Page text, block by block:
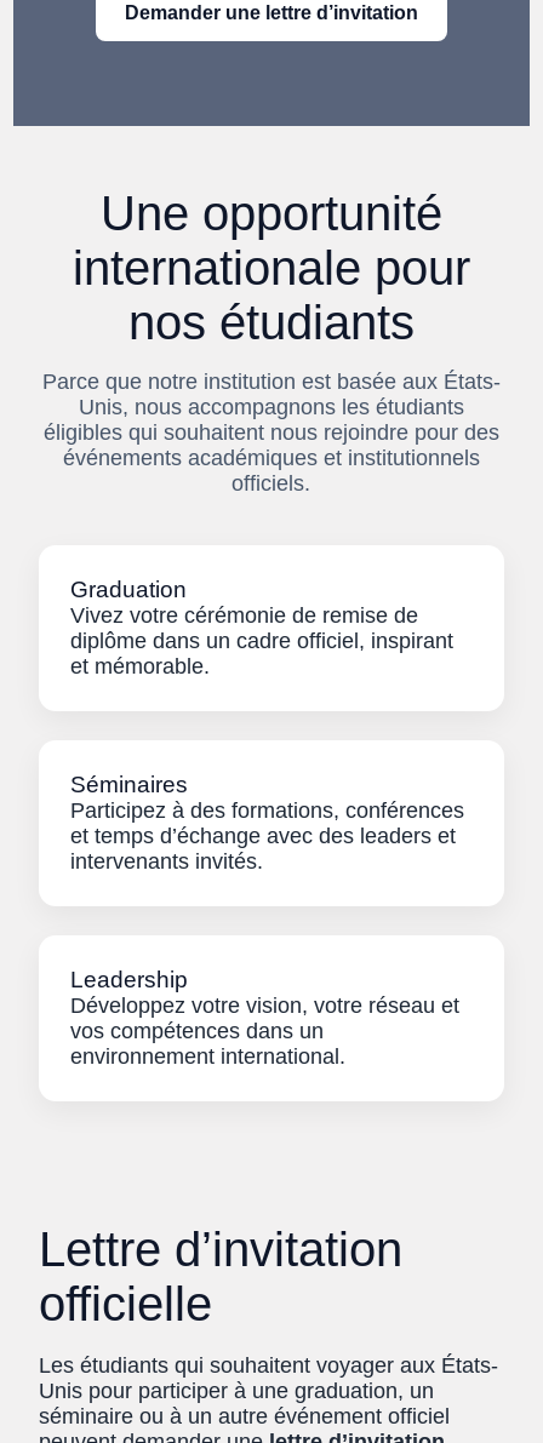
Demander une lettre d’invitation
Une opportunité
internationale pour
nos étudiants
Parce que notre institution est basée aux États-
Unis, nous accompagnons les étudiants
éligibles qui souhaitent nous rejoindre pour des
événements académiques et institutionnels
officiels.
Graduation
Vivez votre cérémonie de remise de
diplôme dans un cadre officiel, inspirant
et mémorable.
Séminaires
Participez à des formations, conférences
et temps d’échange avec des leaders et
intervenants invités.
Leadership
Développez votre vision, votre réseau et
vos compétences dans un
environnement international.
Lettre d’invitation
officielle
Les étudiants qui souhaitent voyager aux États-
Unis pour participer à une graduation, un
séminaire ou à un autre événement officiel